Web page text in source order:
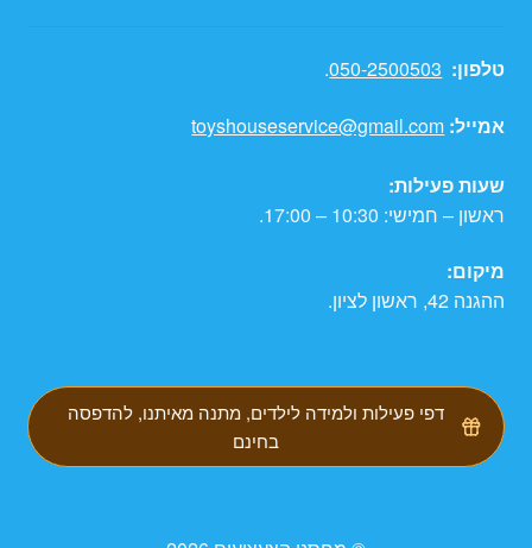
טלפון: 050-2500503
.
אמייל: toyshouseservice@gmail.com
שעות פעילות:
ראשון – חמישי: 10:30 – 17:00.
מיקום:
ההגנה 42, ראשון לציון.
דפי פעילות ולמידה לילדים, מתנה מאיתנו, להדפסה
בחינם